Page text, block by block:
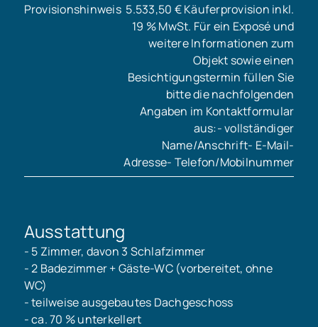
Provisionshinweis 5.533,50 € Käuferprovision inkl.
19 % MwSt. Für ein Exposé und
weitere Informationen zum
Objekt sowie einen
Besichtigungstermin füllen Sie
bitte die nachfolgenden
Angaben im Kontaktformular
aus:- vollständiger
Name/Anschrift- E-Mail-
Adresse- Telefon/Mobilnummer
Ausstattung
- 5 Zimmer, davon 3 Schlafzimmer
- 2 Badezimmer + Gäste-WC (vorbereitet, ohne
WC)
- teilweise ausgebautes Dachgeschoss
- ca. 70 % unterkellert